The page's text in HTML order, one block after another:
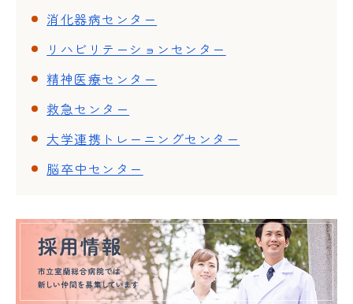
消化器病センター
リハビリテーションセンター
精神医療センター
救急センター
大学連携トレーニングセンター
脳卒中センター